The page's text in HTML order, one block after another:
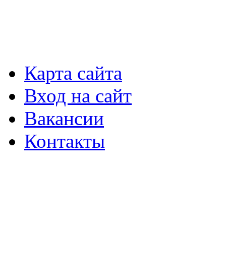
Карта сайта
Вход на сайт
Вакансии
Контакты